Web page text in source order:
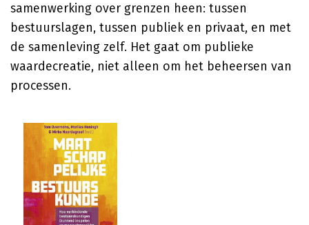
samenwerking over grenzen heen: tussen
bestuurslagen, tussen publiek en privaat, en met
de samenleving zelf. Het gaat om publieke
waardecreatie, niet alleen om het beheersen van
processen.